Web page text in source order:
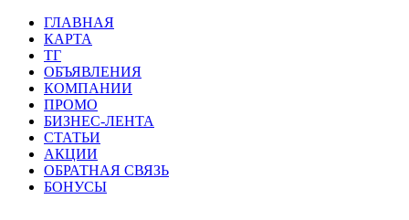
ГЛАВНАЯ
КАРТА
ТГ
ОБЪЯВЛЕНИЯ
КОМПАНИИ
ПРОМО
БИЗНЕС-ЛЕНТА
СТАТЬИ
АКЦИИ
ОБРАТНАЯ СВЯЗЬ
БОНУСЫ